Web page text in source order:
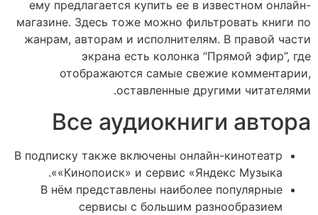
ему предлагается купить ее в известном онлайн-
магазине. Здесь тоже можно фильтровать книги по
жанрам, авторам и исполнителям. В правой части
экрана есть колонка “Прямой эфир”, где
отображаются самые свежие комментарии,
оставленные другими читателями.
Все аудиокниги автора
В подписку также включены онлайн-кинотеатр
«Кинопоиск» и сервис «Яндекс Музыка».
В нём представлены наиболее популярные
сервисы с большим разнообразием